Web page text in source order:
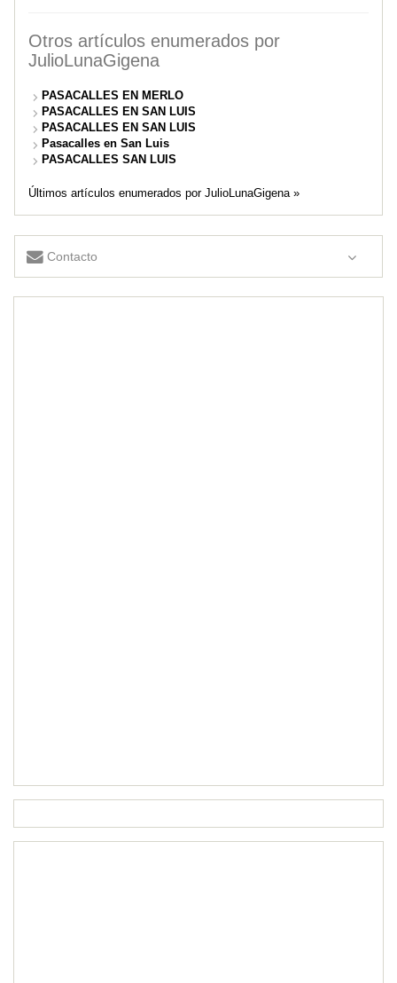
Otros artículos enumerados por
JulioLunaGigena
PASACALLES EN MERLO
PASACALLES EN SAN LUIS
PASACALLES EN SAN LUIS
Pasacalles en San Luis
PASACALLES SAN LUIS
Últimos artículos enumerados por JulioLunaGigena »
Contacto